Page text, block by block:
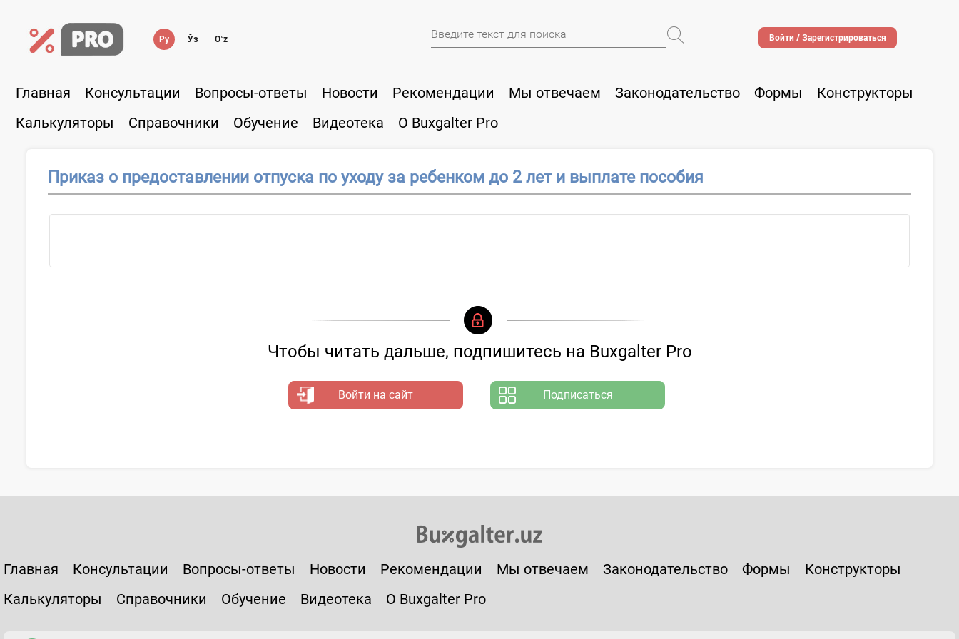
Ру Ўз Oʻz Войти / Зарегистрироваться
Главная Консультации Вопросы-ответы Новости Рекомендации Мы отвечаем Законодательство Формы
Конструкторы
Калькуляторы
Справочники Обучение Видеотека О Buxgalter Pro
Приказ о предоставлении отпуска по уходу за ребенком до 2 лет и выплате пособия
Чтобы читать дальше, подпишитесь на Buxgalter Pro
Войти на сайт Подписаться
Главная Консультации Вопросы-ответы Новости Рекомендации Мы отвечаем Законодательство Формы
Конструкторы
Калькуляторы
Справочники Обучение Видеотека О Buxgalter Pro